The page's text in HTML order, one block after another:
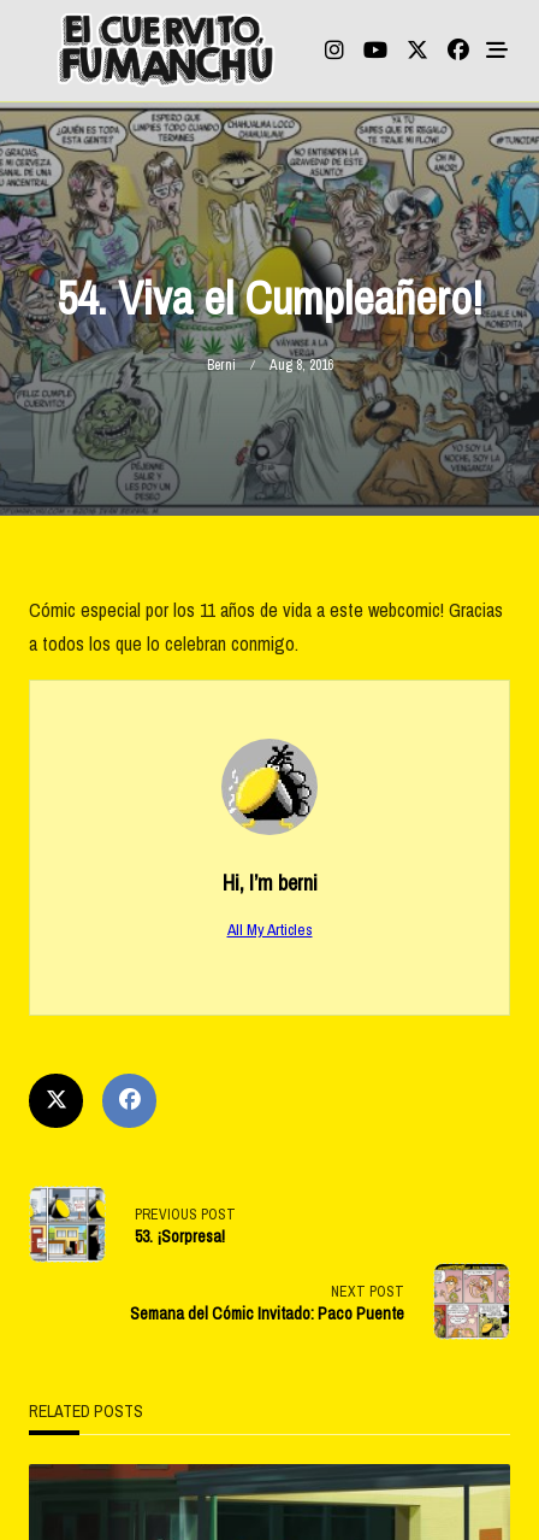
content
54. Viva el Cumpleañero!
Berni Aug 8, 2016
Cómic especial por los 11 años de vida a este webcomic! Gracias
a todos los que lo celebran conmigo.
Hi, I’m berni
All My Articles
<span
class="nav-
reader-
text">Page</span>
PREVIOUS POST
53. ¡Sorpresa!
NEXT POST
Semana del Cómic Invitado: Paco Puente
RELATED POSTS